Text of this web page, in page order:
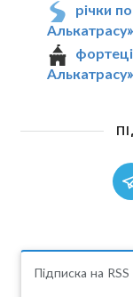
річки
Алькатрасу»
Алькатрасу»
Підписка на